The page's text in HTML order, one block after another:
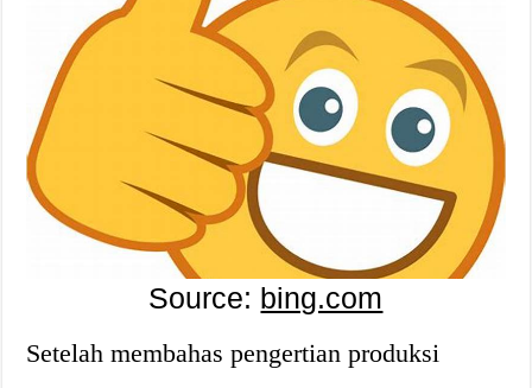
Source: bing.com
Setelah membahas pengertian produksi